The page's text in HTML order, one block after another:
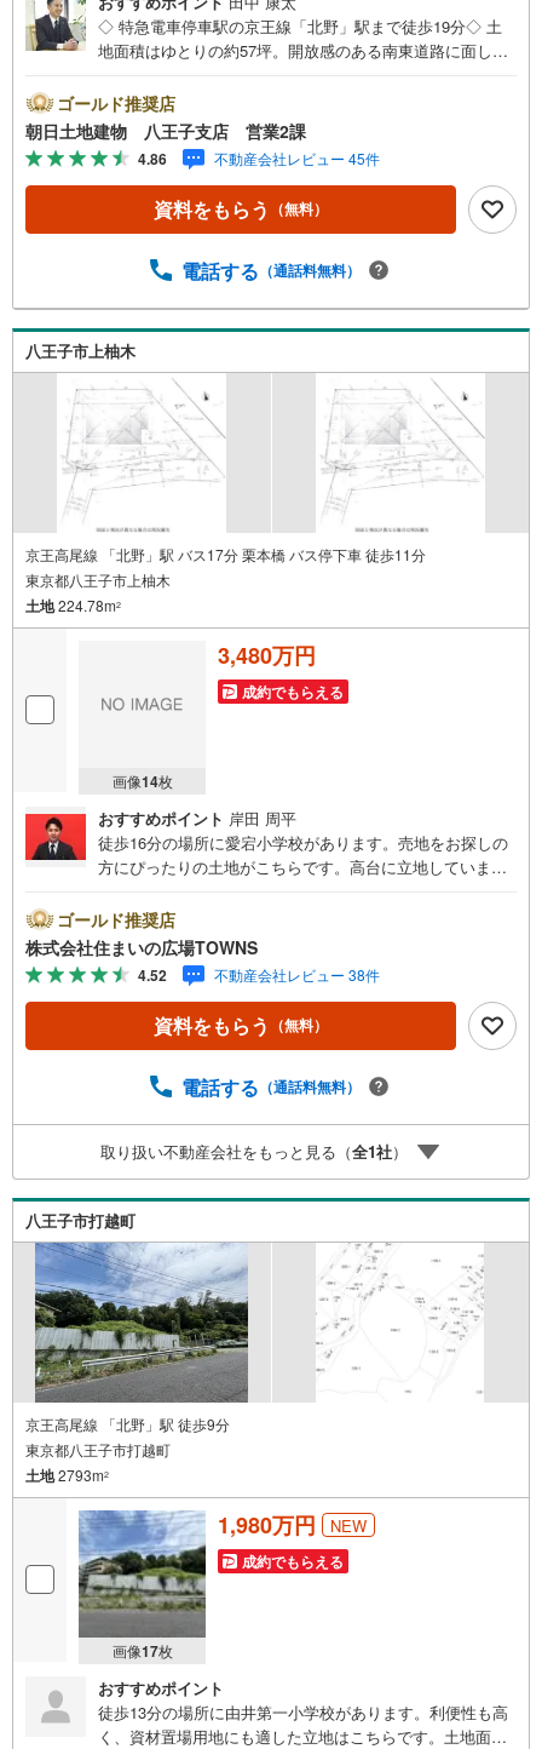
◇ 特急電車停車駅の京王線「北野」駅まで徒歩19分◇ 土
地面積はゆとりの約57坪。開放感のある南東道路に面した
との眺望が楽しめます◇ 隣地が緑地に隣接しており、四季
を感じながら静かで落ち着いた住環境を享受できます※バザ
ール会場には、ベビーベッドや キッズスペースをご用意
しております。 小さなお子様連れでも、安心してご来場
ください！資料請求、住宅ローンのご相談などお気軽にお
問合せください！スタッフ25名でお客様がご覧になったこ
ト、チラシなどに掲載できない物件も多数ございます！ご
伝えください！■ご案内方法ご自宅へお迎え・最寄り駅等で
お待ち合わせ、弊社へのご来社など、ご相談ください。ご
希望があれば周辺環境、お客様の希望に合わせた物件など
もご案内をいたします。お住まい探しは朝日土地建物
（株）八王子店 営業2課にお任せください！
ゴールド推奨店
朝日土地建物 八王子支店 営業2課
4.86 不動産会社レビュー 45件
資料をもらう （無料）
電話する （通話料無料）
八王子市上柚木
京王高尾線 「北野」駅 バス17分 栗本橋 バス停下車 徒歩11分
東京都八王子市上柚木
土地224.78m2
画像14枚
3,480万円
成約でもらえる
おすすめポイント 岸田 周平
徒歩16分の場所に愛宕小学校があります。売地をお探しの
方にぴったりの土地がこちらです。高台に立地していま
り、快適な生活が期待できるのではないでしょうか。イチ
オシの土地面積224.78平米（公簿）の土地です。第一種低
層住居専用地域は、開放的で明るい街並みが生まれ、良好
な住環境からニーズの高い場所です。【年中無休/9:00～21:
00】人気物件は特にお問い合わせが集中するため、お早め
にお電話下さい。「室内・現地を見学する」ボタンよりご
承っております。○住宅ローンのご相談○ライフプランのシ
富なスタッフが親身になってお客様に合った物件をご紹介
させて頂きます！ /他社様掲載物件も併せてご紹介可能です
のでお気軽にお問い合わせ下さい♪駐車場もございますの
で、お車でのお越しも大歓迎です！
ゴールド推奨店
株式会社住まいの広場TOWNS
4.52 不動産会社レビュー 38件
資料をもらう （無料）
電話する （通話料無料）
取り扱い不動産会社をもっと見る（全1社）
八王子市打越町
京王高尾線 「北野」駅 徒歩9分
東京都八王子市打越町
土地2793m2
画像17枚
1,980万円 NEW
成約でもらえる
おすすめポイント
徒歩13分の場所に由井第一小学校があります。利便性も高
く、資材置場用地にも適した立地はこちらです。土地面積